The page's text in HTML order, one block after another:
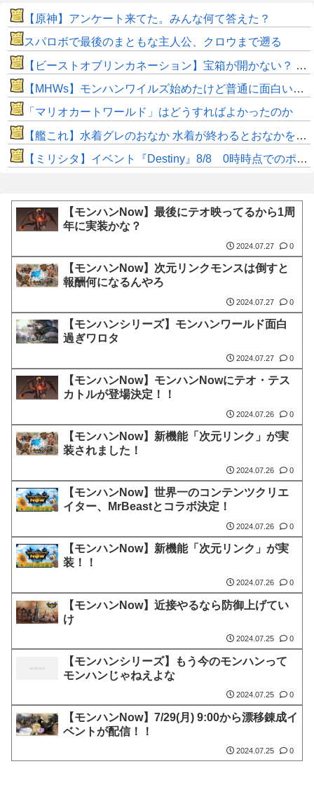
【原神】アンケート来てた。みんな何て答えた？
スパロボで最後のまともな主人公、クロウまで遡る
【ビーストオブリンカネーション】宝箱が開かない？ パスワードやマップ仕様に不満
【MHWs】モンハンワイルズ始めたけど普通に面白いじゃん
「マリオカートワールド」はどうすればよかったのか
【艦これ】水着グレのおなか 水着が終わるとおなかを隠してしまうから今のうちに堪能しておく 他
【ミリシタ】イベント『Destiny』8/8 0時時点でのポイント、ハイスコアのボーダー
【モンハンNow】最後にテオ映ってるから1周
年に実装かな？
2024.07.27 0
【モンハンNow】次元リンクモンスは倒すと
報酬何になるんやろ
2024.07.27 0
【モンハンシリーズ】モンハンワールド面白
過ぎワロタ
2024.07.27 0
【モンハンNow】モンハンNowにテオ・テス
カトルが登場決定！！
2024.07.26 0
【モンハンNow】新機能「次元リンク」が実
装されました！
2024.07.26 0
【モンハンNow】世界一のコンテンツクリエ
イター、MrBeastとコラボ決定！
2024.07.26 0
【モンハンNow】新機能「次元リンク」が実
装！！
2024.07.26 0
【モンハンNow】近接やるなら防御上げてい
け
2024.07.25 0
【モンハンシリーズ】もう今のモンハンって
モンハンじゃねえよな
2024.07.25 0
【モンハンNow】7/29(月) 9:00から漂移錬成イ
ベントが配信！！
2024.07.25 0